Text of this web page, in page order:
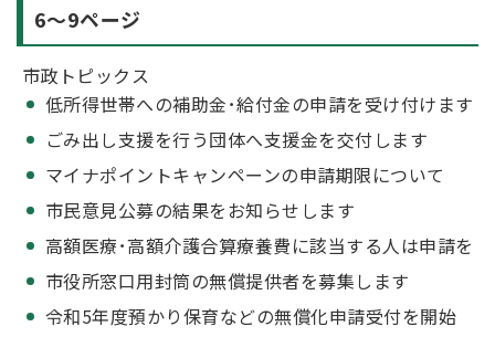
6～9ページ
市政トピックス
低所得世帯への補助金･給付金の申請を受け付けます
ごみ出し支援を行う団体へ支援金を交付します
マイナポイントキャンペーンの申請期限について
市民意見公募の結果をお知らせします
高額医療･高額介護合算療養費に該当する人は申請を
市役所窓口用封筒の無償提供者を募集します
令和5年度預かり保育などの無償化申請受付を開始